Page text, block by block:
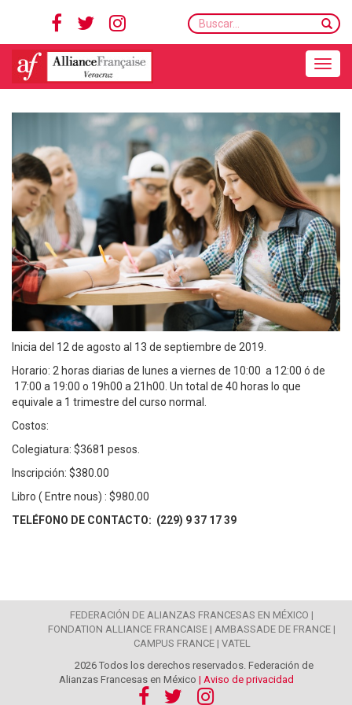
Buscar...
Inicia del 12 de agosto al 13 de septiembre de 2019.
Horario: 2 horas diarias de lunes a viernes de 10:00 a 12:00 ó de
17:00 a 19:00 o 19h00 a 21h00. Un total de 40 horas lo que
equivale a 1 trimestre del curso normal.
Costos:
Colegiatura: $3681 pesos.
Inscripción: $380.00
Libro ( Entre nous) : $980.00
TELÉFONO DE CONTACTO: (229) 9 37 17 39
FEDERACIÓN DE ALIANZAS FRANCESAS EN MÉXICO |
FONDATION ALLIANCE FRANCAISE | AMBASSADE DE FRANCE |
CAMPUS FRANCE | VATEL
2026 Todos los derechos reservados. Federación de
Alianzas Francesas en México | Aviso de privacidad